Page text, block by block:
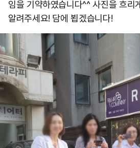
임을 기약하였습니다^^ 사진을 흐리
알려주세요! 담에 뵙겠습니다!